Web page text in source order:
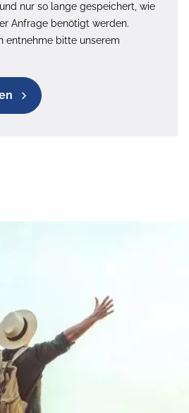
nur so lange gespeichert, wie
Anfrage benötigt werden.
entnehme bitte unserem